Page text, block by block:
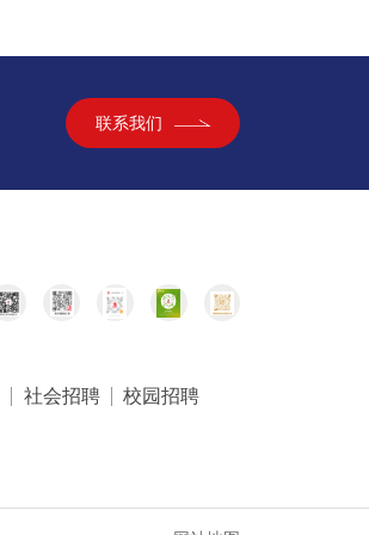
联系我们
社会招聘 校园招聘